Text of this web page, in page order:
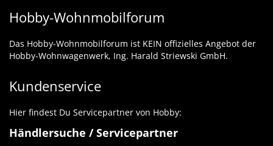
Hobby-Wohnmobilforum
Das Hobby-Wohnmobilforum ist KEIN offizielles Angebot der
Hobby-Wohnwagenwerk, Ing. Harald Striewski GmbH.
Kundenservice
Hier findest Du Servicepartner von Hobby:
Händlersuche / Servicepartner